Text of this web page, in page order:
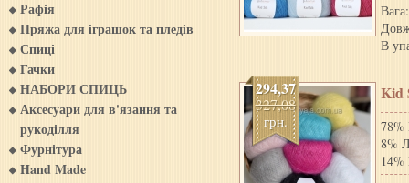
Рафія
Пряжа для iграшок та пледiв
Спиці
Гачки
НАБОРИ СПИЦЬ
Аксесуари для в'язання та
рукоділля
Фурнітура
Hand Made
В
294,37
327,08
грн.
Kid
78%
8%